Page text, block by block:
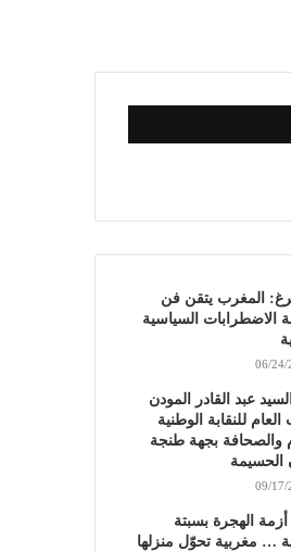
المغرب يتقن فن
الاضطرابات السياسية
06/24/
عبد القادر المودن
العام للنقابة الوطنية
والصحافة بجهة طنجة
الحسيمة
09/17/
الهجرة بسبتة
… مغربية تحوّل منزلها